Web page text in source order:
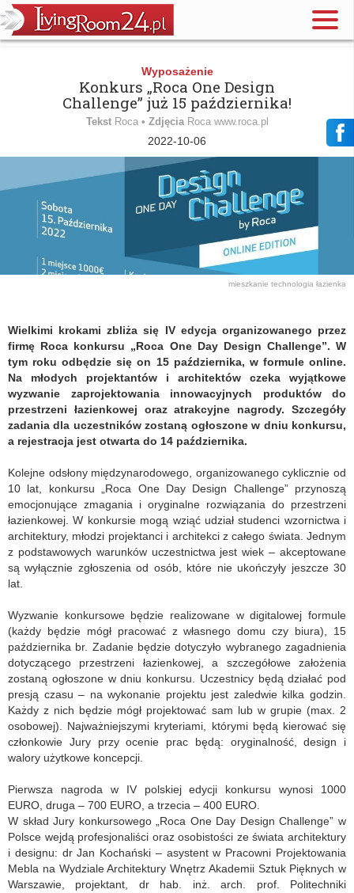
Wyposażenie
Konkurs „Roca One Design
Challenge” już 15 października!
Tekst Roca • Zdjęcia Roca www.roca.pl
2022-10-06
mieszkanie technologia łazienka
Wielkimi krokami zbliża się IV edycja organizowanego przez
firmę Roca konkursu „Roca One Day Design Challenge”. W
tym roku odbędzie się on 15 października, w formule online.
Na młodych projektantów i architektów czeka wyjątkowe
wyzwanie zaprojektowania innowacyjnych produktów do
przestrzeni łazienkowej oraz atrakcyjne nagrody. Szczegóły
zadania dla uczestników zostaną ogłoszone w dniu konkursu,
a rejestracja jest otwarta do 14 października.
Kolejne odsłony międzynarodowego, organizowanego cyklicznie od
10 lat, konkursu „Roca One Day Design Challenge” przynoszą
emocjonujące zmagania i oryginalne rozwiązania do przestrzeni
łazienkowej. W konkursie mogą wziąć udział studenci wzornictwa i
architektury, młodzi projektanci i architekci z całego świata. Jednym
z podstawowych warunków uczestnictwa jest wiek – akceptowane
są wyłącznie zgłoszenia od osób, które nie ukończyły jeszcze 30
lat.
Wyzwanie konkursowe będzie realizowane w digitalowej formule
(każdy będzie mógł pracować z własnego domu czy biura), 15
października br. Zadanie będzie dotyczyło wybranego zagadnienia
dotyczącego przestrzeni łazienkowej, a szczegółowe założenia
zostaną ogłoszone w dniu konkursu. Uczestnicy będą działać pod
presją czasu – na wykonanie projektu jest zaledwie kilka godzin.
Każdy z nich będzie mógł projektować sam lub w grupie (max. 2
osobowej). Najważniejszymi kryteriami, którymi będą kierować się
członkowie Jury przy ocenie prac będą: oryginalność, design i
walory użytkowe koncepcji.
Pierwsza nagroda w IV polskiej edycji konkursu wynosi 1000
EURO, druga – 700 EURO, a trzecia – 400 EURO.
W skład Jury konkursowego „Roca One Day Design Challenge” w
Polsce wejdą profesjonaliści oraz osobistości ze świata architektury
i designu: dr Jan Kochański – asystent w Pracowni Projektowania
Mebla na Wydziale Architektury Wnętrz Akademii Sztuk Pięknych w
Warszawie, projektant, dr hab. inż. arch. prof. Politechniki